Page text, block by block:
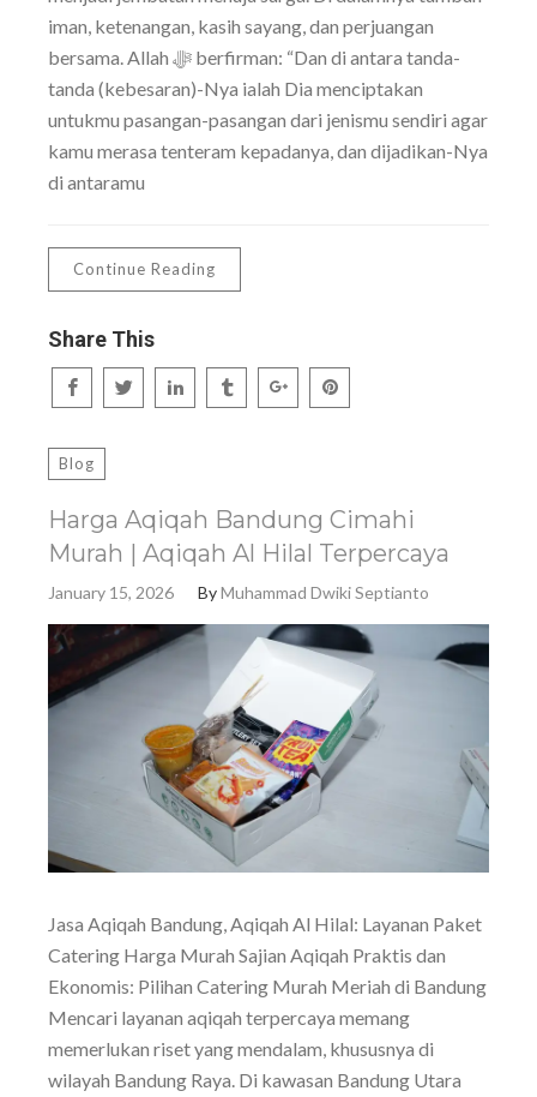
iman, ketenangan, kasih sayang, dan perjuangan
bersama. Allah ﷻ berfirman: “Dan di antara tanda-
tanda (kebesaran)-Nya ialah Dia menciptakan
untukmu pasangan-pasangan dari jenismu sendiri agar
kamu merasa tenteram kepadanya, dan dijadikan-Nya
di antaramu
Continue Reading
Share This
Blog
Harga Aqiqah Bandung Cimahi
Murah | Aqiqah Al Hilal Terpercaya
January 15, 2026 ByMuhammad Dwiki Septianto
Jasa Aqiqah Bandung, Aqiqah Al Hilal: Layanan Paket
Catering Harga Murah Sajian Aqiqah Praktis dan
Ekonomis: Pilihan Catering Murah Meriah di Bandung
Mencari layanan aqiqah terpercaya memang
memerlukan riset yang mendalam, khususnya di
wilayah Bandung Raya. Di kawasan Bandung Utara